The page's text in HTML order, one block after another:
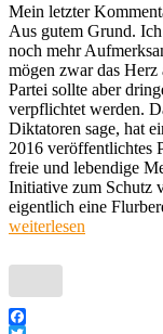
Mein letzter
Aus gutem Grund.
noch mehr
mögen zwar das
Partei sollte aber
verpflichtet werden.
Diktatoren sage, hat
2016 veröffentlichtes
freie und lebendige
Initiative zum Schutz
eigentlich eine
weiterlesen